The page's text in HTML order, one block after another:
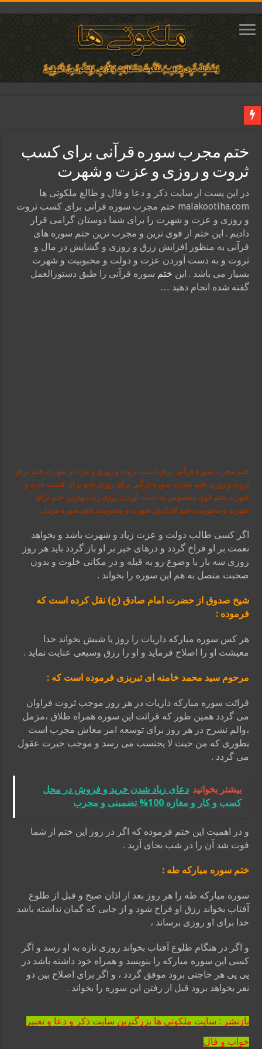
ختم آیات ۲ و ۳ سوره طلاق برای افزایش رزق و روزی | روش ختم، متن آیات و فضیلت
آیات قرآنی برای استجابت دعا و آسان شدن کارها و برآورده شدن حاجت
قویترین ذکر استجابت دعا و حاجت روایی | ذکر اسماء الحسنی برآورده شدن حاجت
دعای افزایش رزق و روزی و ثروتمند شدن | متن دعا و اذکار مجرب
ختم مجرب سوره قرآنی برای کسب
ثروت و روزی و عزت و شهرت
در این پست از سایت ذکر و دعا و فال و طالع ملکوتی ها
malakootiha.com ختم مجرب سوره قرآنی برای کسب ثروت
و روزی و عزت و شهرت را برای شما دوستان گرامی قرار
دادیم . این ختم از قوی ترین و مجرب ترین ختم سوره های
قرآنی به منظور افزایش رزق و روزی و گشایش در مال و
ثروت و به دست آوردن عزت و دولت و محبوبیت و شهرت
بسیار می باشد . این ختم سوره قرآنی را طبق دستورالعمل
گفته شده انجام دهید …
ختم مجرب سوره قرآنی برای کسب ثروت و روزی و عزت و شهرت,ختم برای
ثروت و روزی,ختم مجرب سوره قرآنی برای روزی,ختم برای کسب عزت و
شهرت,ختم قوی مخصوص به دست آوردن روزی زیاد,بهترین ختم برای
شهرت و محبوبیت,ختم افزایش شهرت و محبوبیت,ختم سوره مزمل
اگر کسی طالب دولت و عزت زیاد و شهرت باشد و بخواهد
نعمت بر او فراخ گردد و درهای خیر بر او باز گردد باید هر روز
روزی سه بار با وضوع رو به قبله و در مکانی خلوت و بدون
صحبت متصل به هم این سوره را بخواند .
شیخ صدوق از حضرت امام صادق (ع) نقل کرده است که
فرموده :
هر کس سوره مبارکه ذاریات را روز یا شبش بخواند خدا
معیشت او را اصلاح فرماید و او را رزق وسیعی عنایت نماید .
مرحوم سید محمد خامنه ای تبریزی فرموده است که :
قرائت سوره مبارکه ذاریات در هر روز موجب ثروت فراوان
می گردد همین طور که قرائت این سوره همراه طلاق ،مزمل
،والم نشرح در هر روز برای توسعه امر معاش مجرب است
بطوری که من حیث لا یحتسب می رسد و موجب حیرت عقول
می گردد .
بیشتر بخوانید دعای زیاد شدن خرید و فروش در محل
کسب و کار و مغازه 100% تضمینی و مجرب
و در اهمیت این ختم فرموده که اگر در روز این ختم از شما
فوت شد آن را در شب بجای آرید .
ختم سوره مبارکه طه :
سوره مبارکه طه را هر روز بعد از اذان صبح و قبل از طلوع
آفتاب بخواند رزق او فراخ شود و از جایی که گمان نداشته باشد
خدا برای او روزی برساند ،
و اگر در هنگام طلوع آفتاب بخواند روزی تازه به او رسد و اگر
کسی این سوره مبارکه را بنویسد و همراه خود داشته باشد در
پی پی هر حاجتی برود موفق گردد ، و اگر برای اصلاح بین دو
نفر بخواهد برود قبل از رفتن این سوره را بخواند .
بازنشر : سایت ملکوتی ها بزرگترین سایت ذکر و دعا و تعبیر
خواب و فال